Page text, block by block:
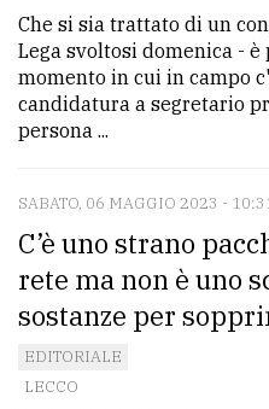
Che si sia trattato di un
Lega svoltosi domenica -
momento in cui in campo
candidatura a segretario
persona ...
SABATO, 06 MAGGIO 2023 -
C’è uno strano
rete ma non è uno
sostanze per
EDITORIALE
LECCO